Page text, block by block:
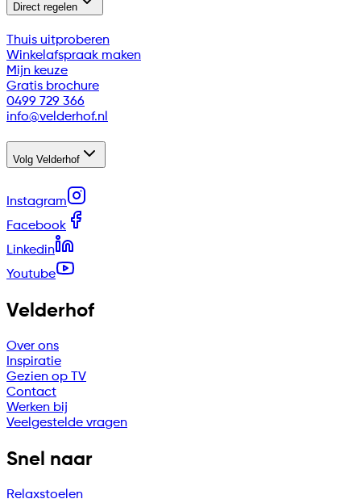
Direct regelen
Thuis uitproberen
Winkelafspraak maken
Mijn keuze
Gratis brochure
0499 729 366
info@velderhof.nl
Volg Velderhof
Instagram
Facebook
Linkedin
Youtube
Velderhof
Over ons
Inspiratie
Gezien op TV
Contact
Werken bij
Veelgestelde vragen
Snel naar
Relaxstoelen